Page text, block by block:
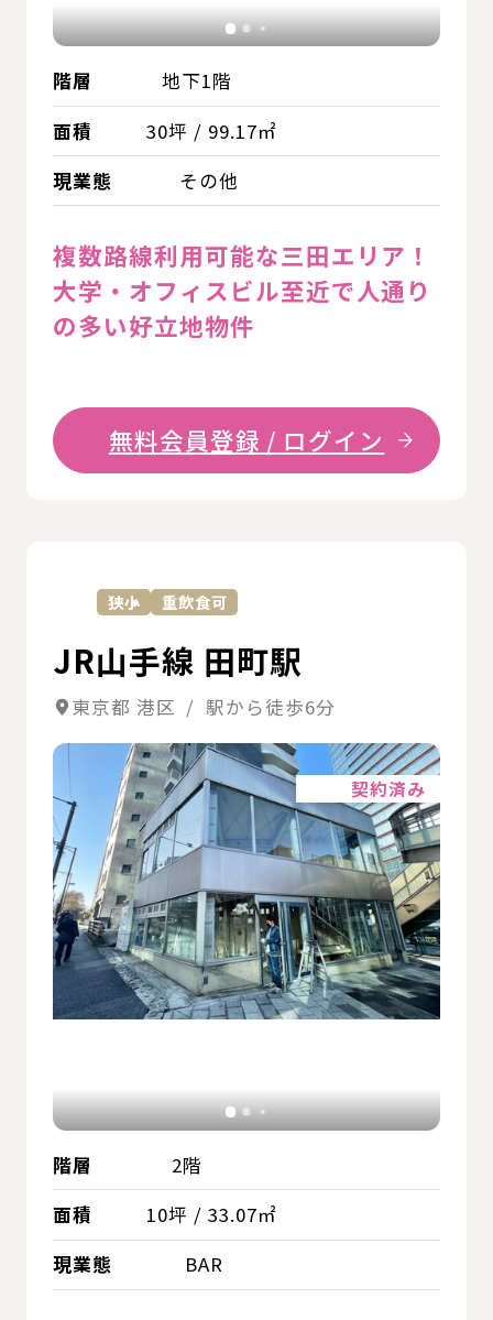
階層
地下1階
面積
30坪 / 99.17㎡
現業態
その他
複数路線利用可能な三田エリア！
大学・オフィスビル至近で人通り
の多い好立地物件
無料会員登録 / ログイン
狭小 重飲食可
JR山手線 田町駅
東京都 港区 / 駅から徒歩6分
契約済み
階層
2階
面積
10坪 / 33.07㎡
現業態
BAR